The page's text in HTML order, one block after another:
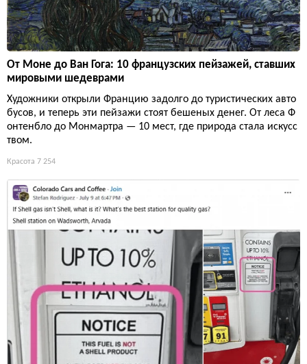
От Моне до Ван Гога: 10 французских пейзажей, ставших
мировыми шедеврами
Художники открыли Францию задолго до туристических авто
бусов, и теперь эти пейзажи стоят бешеных денег. От леса Ф
онтенбло до Монмартра — 10 мест, где природа стала искусс
твом.
Красота 7 254